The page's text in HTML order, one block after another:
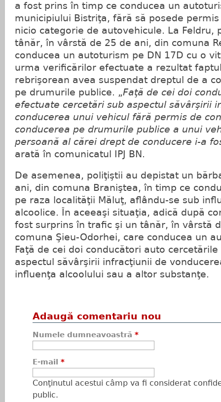
a fost prins în timp ce conducea un
municipiului Bistriţa, fără să posede
nicio categorie de autovehicule. La Feldru,
tânăr, în vârstă de 25 de ani, din comuna
conducea un autoturism pe DN 17D cu o
urma verificărilor efectuate a rezultat
rebrişorean avea suspendat dreptul de a
pe drumurile publice. „Faţă de cei doi
efectuate cercetări sub aspectul săvârşirii
conducerea unui vehicul fără permis de
conducerea pe drumurile publice a unui
persoană al cărei drept de conducere i-a
arată în comunicatul IPJ BN.
De asemenea, poliţiştii au depistat un
ani, din comuna Braniştea, în timp ce
pe raza localităţii Măluţ, aflându-se sub
alcoolice. În aceeaşi situaţia, adică după
fost surprins în trafic şi un tânăr, în vârstă
comuna Şieu-Odorhei, care conducea un
Faţă de cei doi conducători auto
aspectul săvârşirii infracţiunii de
influenţa alcoolului sau a altor substanţe.
Adaugă comentariu nou
Numele dumneavoastră *
E-mail *
Conţinutul acestui câmp va fi considerat
public.